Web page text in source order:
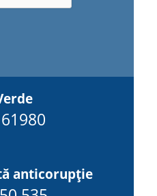
anticorupție